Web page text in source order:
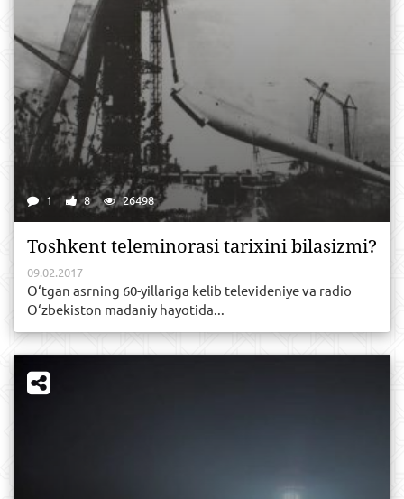
1 8 26498
Toshkent teleminorasi tarixini bilasizmi?
09.02.2017
O‘tgan asrning 60-yillariga kelib televideniye va radio
O‘zbekiston madaniy hayotida...